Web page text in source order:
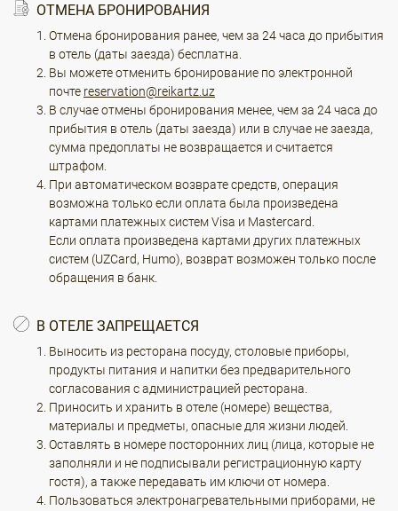
ОТМЕНА БРОНИРОВАНИЯ
Отмена бронирования ранее, чем за 24 часа до прибытия
в отель (даты заезда) бесплатна.
Вы можете отменить бронирование по электронной
почте reservation@reikartz.uz
В случае отмены бронирования менее, чем за 24 часа до
прибытия в отель (даты заезда) или в случае не заезда,
сумма предоплаты не возвращается и считается
штрафом.
При автоматическом возврате средств, операция
возможна только если оплата была произведена
картами платежных систем Visa и Mastercard.
Если оплата произведена картами других платежных
систем (UZCard, Humo), возврат возможен только после
обращения в банк.
В ОТЕЛЕ ЗАПРЕЩАЕТСЯ
Выносить из ресторана посуду, столовые приборы,
продукты питания и напитки без предварительного
согласования с администрацией ресторана.
Приносить и хранить в отеле (номере) вещества,
материалы и предметы, опасные для жизни людей.
Оставлять в номере посторонних лиц (лица, которые не
заполняли и не подписывали регистрационную карту
гостя), а также передавать им ключи от номера.
Пользоваться электронагревательными приборами, не